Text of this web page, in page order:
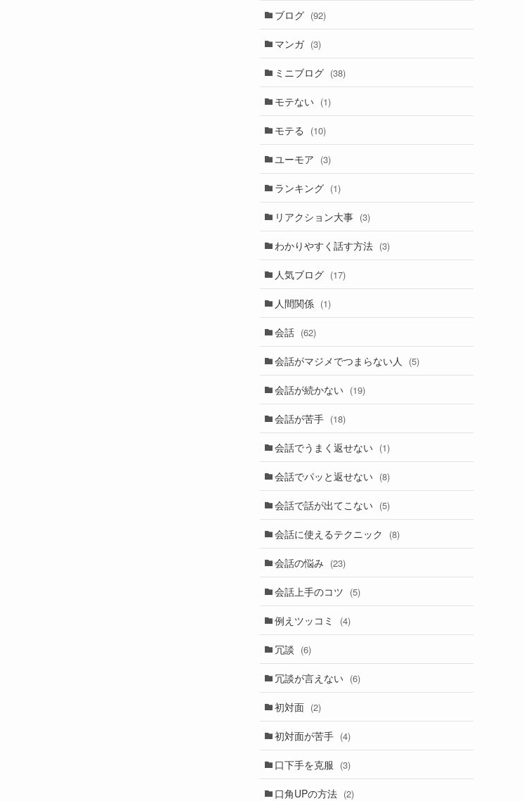
ブログ (92)
マンガ (3)
ミニブログ (38)
モテない (1)
モテる (10)
ユーモア (3)
ランキング (1)
リアクション大事 (3)
わかりやすく話す方法 (3)
人気ブログ (17)
人間関係 (1)
会話 (62)
会話がマジメでつまらない人 (5)
会話が続かない (19)
会話が苦手 (18)
会話でうまく返せない (1)
会話でパッと返せない (8)
会話で話が出てこない (5)
会話に使えるテクニック (8)
会話の悩み (23)
会話上手のコツ (5)
例えツッコミ (4)
冗談 (6)
冗談が言えない (6)
初対面 (2)
初対面が苦手 (4)
口下手を克服 (3)
口角UPの方法 (2)